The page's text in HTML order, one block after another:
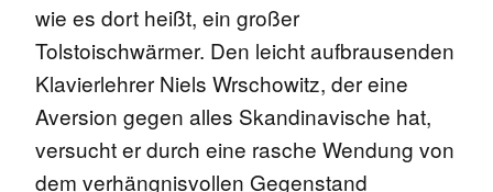
wie es dort heißt, ein großer
Tolstoischwärmer. Den leicht aufbrausenden
Klavierlehrer Niels Wrschowitz, der eine
Aversion gegen alles Skandinavische hat,
versucht er durch eine rasche Wendung von
dem verhängnisvollen Gegenstand